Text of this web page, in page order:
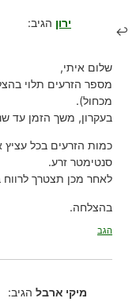
ירון הגיב:
שלום איתי,
מספר הזרעים תלוי
מכחול).
בעקרון, משך הזמן עד
כמות הזרעים בכל עציץ
סנטימטר זרע.
לאחר מכן תצטרך
בהצלחה.
הגב
מיקי ארבל הגיב: